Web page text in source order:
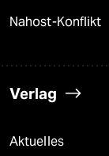
Nahost-Konflikt
Verlag
Aktuelles